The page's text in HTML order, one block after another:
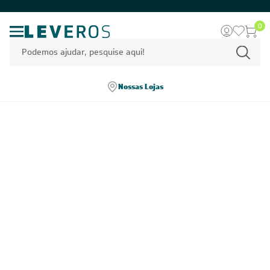
0
Nossas Lojas